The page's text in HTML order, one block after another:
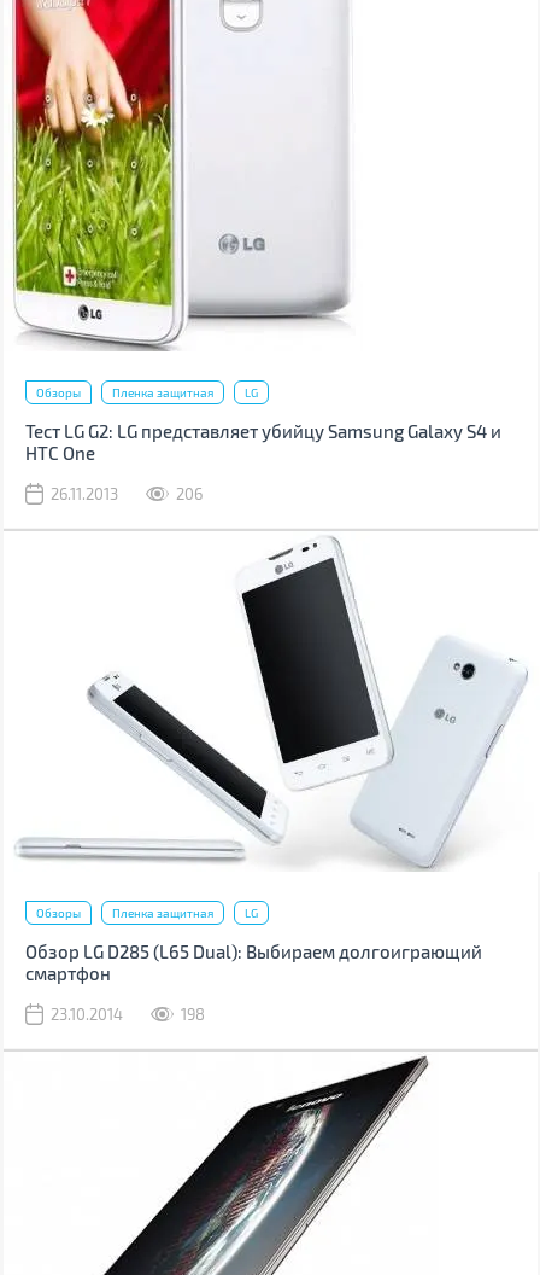
Обзоры Пленка защитная LG
Тест LG G2: LG представляет убийцу Samsung Galaxy S4 и
HTC One
26.11.2013 206
Обзоры Пленка защитная LG
Обзор LG D285 (L65 Dual): Выбираем долгоиграющий
смартфон
23.10.2014 198